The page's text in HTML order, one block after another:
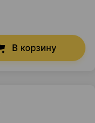
В корзину